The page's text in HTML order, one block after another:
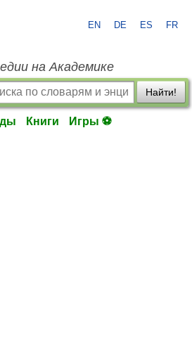
EN DE ES FR
на Академике
Найти!
Книги Игры ⚽